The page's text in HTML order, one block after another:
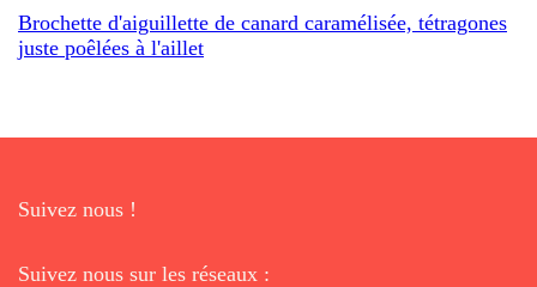
Brochette d'aiguillette de canard caramélisée, tétragones
juste poêlées à l'aillet
Suivez nous !
Suivez nous sur les réseaux :